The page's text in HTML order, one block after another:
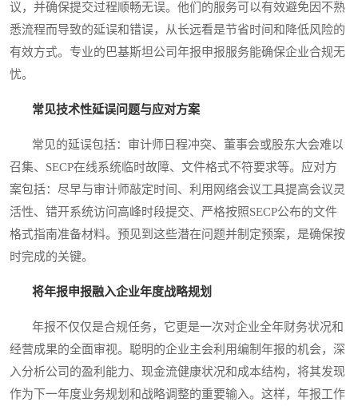
议，并确保提交过程顺畅无误。他们的服务可以有效避免因不熟
悉流程而导致的延误和错误，从长远看是节省时间和降低风险的
有效方式。专业的巴基斯坦公司年报申报服务能确保企业合规无
忧。
常见技术性延误问题与应对方案
常见的延误包括：审计师日程冲突、董事会或股东大会难以
召集、SECP在线系统临时故障、文件格式不符要求等。应对方
案包括：尽早与审计师敲定时间、利用网络会议工具提高会议灵
活性、错开系统访问高峰时段提交、严格按照SECP公布的文件
格式指南准备材料。预见到这些潜在问题并制定预案，是确保按
时完成的关键。
将年报申报融入企业年度战略规划
年报不仅仅是合规任务，它更是一次对企业全年财务状况和
经营成果的全面审视。聪明的企业主会利用编制年报的机会，深
入分析公司的盈利能力、现金流健康状况和成本结构，将其发现
作为下一年度业务规划和战略调整的重要输入。这样，年报工作